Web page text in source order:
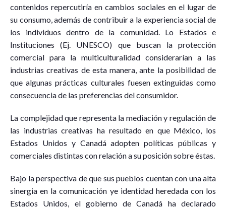
contenidos repercutiría en cambios sociales en el lugar de
su consumo, además de contribuir a la experiencia social de
los individuos dentro de la comunidad. Lo Estados e
Instituciones (Ej. UNESCO) que buscan la protección
comercial para la multiculturalidad considerarían a las
industrias creativas de esta manera, ante la posibilidad de
que algunas prácticas culturales fuesen extinguidas como
consecuencia de las preferencias del consumidor.
La complejidad que representa la mediación y regulación de
las industrias creativas ha resultado en que México, los
Estados Unidos y Canadá adopten políticas públicas y
comerciales distintas con relación a su posición sobre éstas.
Bajo la perspectiva de que sus pueblos cuentan con una alta
sinergia en la comunicación ye identidad heredada con los
Estados Unidos, el gobierno de Canadá ha declarado